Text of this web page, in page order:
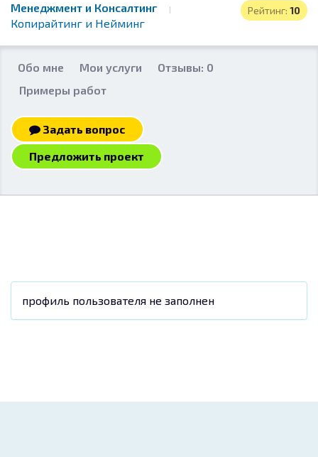
Рейтинг: 10
Менеджмент и Консалтинг
Копирайтинг и Нейминг
Обо мне Мои услуги
Отзывы: 0
Примеры работ
Задать вопрос
Предложить проект
профиль пользователя не заполнен